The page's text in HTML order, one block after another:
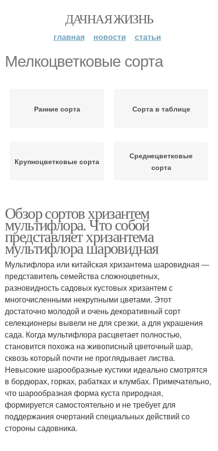
ДАЧНАЯ ЖИЗНЬ
главная новости статьи
Мелкоцветковые сорта
Ранние сорта Сорта в таблице
Крупноцветковые сорта
Среднецветковые
сорта
Обзор сортов хризантем
мультифлора. Что собой
представляет хризантема
мультифлора шаровидная
Мультифлора или китайская хризантема шаровидная ―
представитель семейства сложноцветных,
разновидность садовых кустовых хризантем с
многочисленными некрупными цветами. Этот
достаточно молодой и очень декоративный сорт
селекционеры вывели не для срезки, а для украшения
сада. Когда мультифлора расцветает полностью,
становится похожа на живописный цветочный шар,
сквозь который почти не проглядывает листва.
Невысокие шарообразные кустики идеально смотрятся
в бордюрах, горках, рабатках и клумбах. Примечательно,
что шарообразная форма куста природная,
формируется самостоятельно и не требует для
поддержания очертаний специальных действий со
стороны садовника.